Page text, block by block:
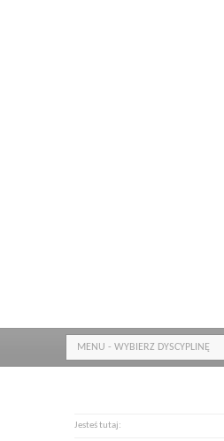
MENU - WYBIERZ DYSCYPLINĘ
Jesteś tutaj: